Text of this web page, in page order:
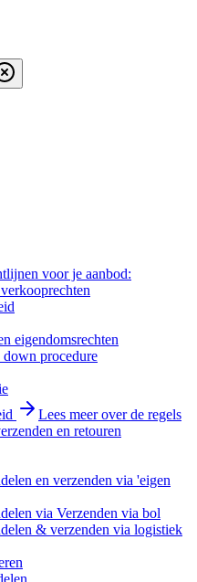
voor je aanbod:
eigendomsrechten
procedure
Lees meer over de regels
en retouren
en verzenden via 'eigen
via Verzenden via bol
& verzenden via logistiek